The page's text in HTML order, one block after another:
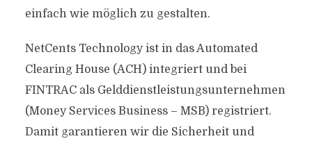
einfach wie möglich zu gestalten.
NetCents Technology ist in das Automated
Clearing House (ACH) integriert und bei
FINTRAC als Gelddienstleistungsunternehmen
(Money Services Business – MSB) registriert.
Damit garantieren wir die Sicherheit und